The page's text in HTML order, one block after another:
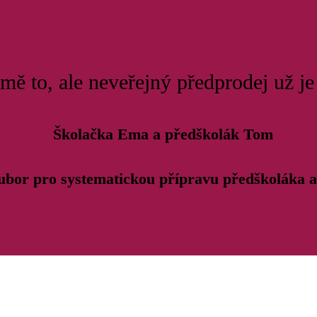
to, ale neveřejný předprodej už
Školačka Ema a předškolák Tom
pro systematickou přípravu předškoláka